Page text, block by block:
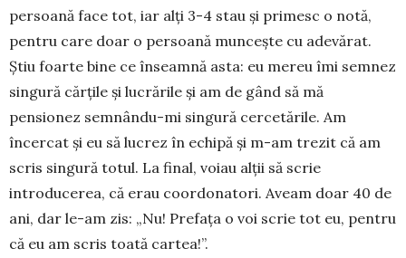
persoană face tot, iar alți 3-4 stau și primesc o notă,
pentru care doar o persoană muncește cu adevărat.
Știu foarte bine ce înseamnă asta: eu mereu îmi semnez
singură cărțile și lucrările și am de gând să mă
pensionez semnându-mi singură cercetările. Am
încercat și eu să lucrez în echipă și m-am trezit că am
scris singură totul. La final, voiau alții să scrie
introducerea, că erau coordonatori. Aveam doar 40 de
ani, dar le-am zis: „Nu! Prefața o voi scrie tot eu, pentru
că eu am scris toată cartea!”.